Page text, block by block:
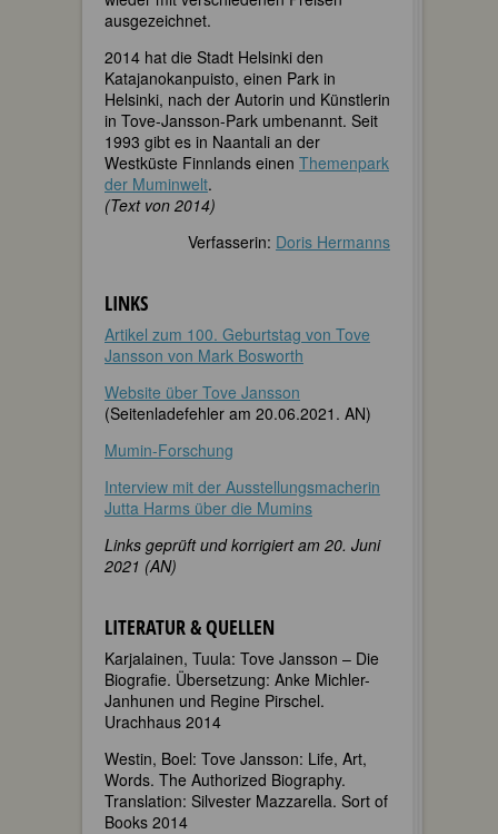
ausgezeichnet.
2014 hat die Stadt Helsinki den
Katajanokanpuisto, einen Park in
Helsinki, nach der Autorin und Künstlerin
in Tove-Jansson-Park umbenannt. Seit
1993 gibt es in Naantali an der
Westküste Finnlands einen Themenpark
der Muminwelt.
(Text von 2014)
Verfasserin: Doris Hermanns
LINKS
Artikel zum 100. Geburtstag von Tove
Jansson von Mark Bosworth
Website über Tove Jansson
(Seitenladefehler am 20.06.2021. AN)
Mumin-Forschung
Interview mit der Ausstellungsmacherin
Jutta Harms über die Mumins
Links geprüft und korrigiert am 20. Juni
2021 (AN)
LITERATUR & QUELLEN
Karjalainen, Tuula: Tove Jansson – Die
Biografie. Übersetzung: Anke Michler-
Janhunen und Regine Pirschel.
Urachhaus 2014
Westin, Boel: Tove Jansson: Life, Art,
Words. The Authorized Biography.
Translation: Silvester Mazzarella. Sort of
Books 2014